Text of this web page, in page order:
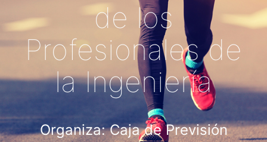
de los
Profesionales de
la Ingeniería
Organiza: Caja de Previsión